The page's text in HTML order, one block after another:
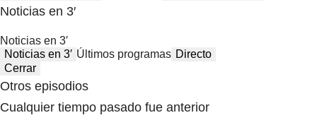
Noticias en 3′
Noticias en 3′
Noticias en 3′ Últimos programas Directo
Cerrar
Otros episodios
Cualquier tiempo pasado fue anterior